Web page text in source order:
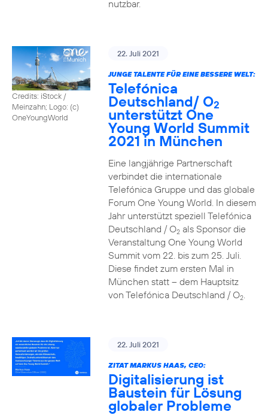
nutzbar.
Credits: iStock /
Meinzahn; Logo: (c)
OneYoungWorld
22. Juli 2021
JUNGE TALENTE FÜR EINE BESSERE WELT:
Telefónica
Deutschland/ O2
unterstützt One
Young World Summit
2021 in München
Eine langjährige Partnerschaft
verbindet die internationale
Telefónica Gruppe und das globale
Forum One Young World. In diesem
Jahr unterstützt speziell Telefónica
Deutschland / O2als Sponsor die
Veranstaltung One Young World
Summit vom 22. bis zum 25. Juli.
Diese findet zum ersten Mal in
München statt – dem Hauptsitz
von Telefónica Deutschland / O2.
22. Juli 2021
ZITAT MARKUS HAAS, CEO:
Digitalisierung ist
Baustein für Lösung
globaler Probleme